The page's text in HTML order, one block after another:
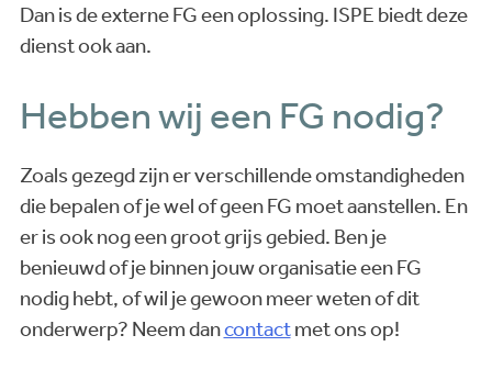
Dan is de externe FG een oplossing. ISPE biedt deze
dienst ook aan.
Hebben wij een FG nodig?
Zoals gezegd zijn er verschillende omstandigheden
die bepalen of je wel of geen FG moet aanstellen. En
er is ook nog een groot grijs gebied. Ben je
benieuwd of je binnen jouw organisatie een FG
nodig hebt, of wil je gewoon meer weten of dit
onderwerp? Neem dancontactmet ons op!